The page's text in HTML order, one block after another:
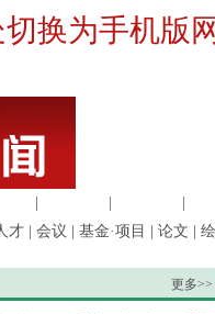
切换为手机版
才 会议 基金·项目 论文
更多>>